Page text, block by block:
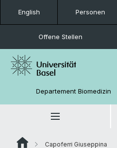
English Personen
Offene Stellen
Departement Biomedizin
Capoferri Giuseppina